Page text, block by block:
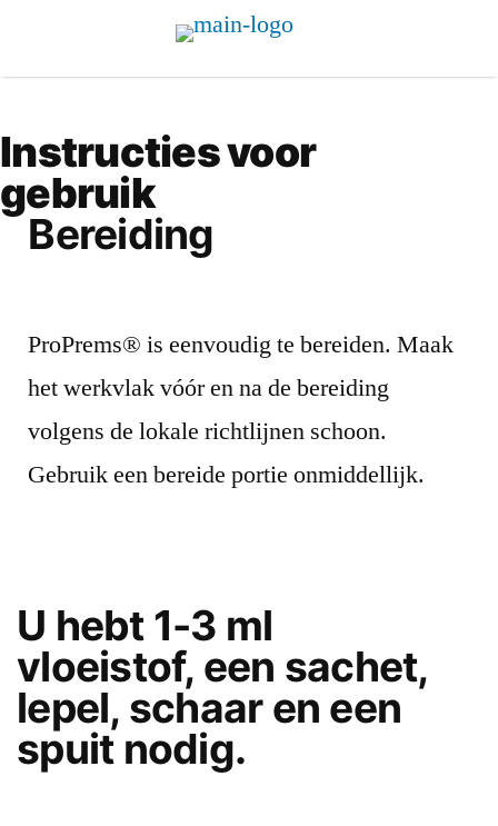
Instructies voor
gebruik
Bereiding
ProPrems® is eenvoudig te bereiden. Maak
het werkvlak vóór en na de bereiding
volgens de lokale richtlijnen schoon.
Gebruik een bereide portie onmiddellijk.
U hebt 1-3 ml
vloeistof, een sachet,
lepel, schaar en een
spuit nodig.